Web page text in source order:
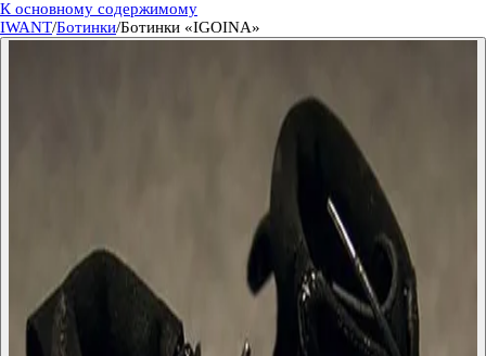
К основному содержимому
IWANT/Ботинки/Ботинки «IGOINA»